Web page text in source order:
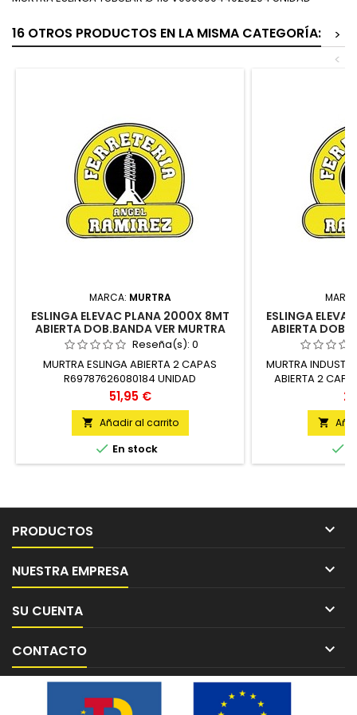
16 OTROS PRODUCTOS EN LA MISMA CATEGORÍA:
>
<
MARCA: MURTRA
ESLINGA ELEVAC PLANA 2000X 8MT
ABIERTA DOB.BANDA VER MURTRA
Reseña(s): 0
MURTRA ESLINGA ABIERTA 2 CAPAS
R69787626080184 UNIDAD
Precio
51,95 €
 Añadir al carrito
 En stock
ESLINGA
ABIERTA
MURTRA
ABIERTA 2


PRODUCTOS 
NUESTRA EMPRESA 
SU CUENTA 
CONTACTO 